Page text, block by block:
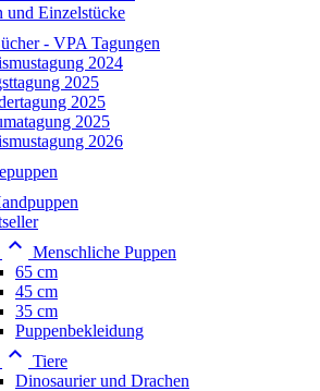
und Einzelstücke
- VPA Tagungen
2024
2025
2025
2025
2026
 Menschliche Puppen
65 cm
45 cm
35 cm
Puppenbekleidung
 Tiere
Dinosaurier und Drachen